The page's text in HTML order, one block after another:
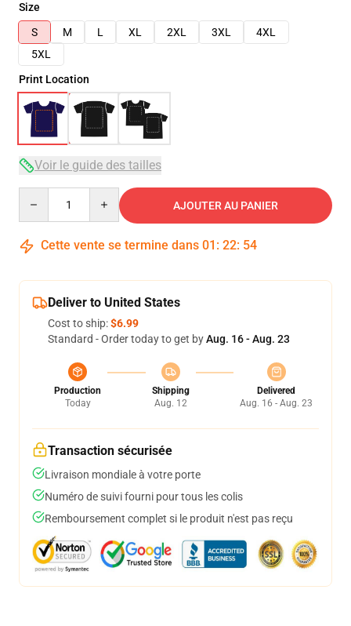
Size
S
M L XL 2XL 3XL
4XL
5XL
Print Location
Voir le guide des tailles
AJOUTER AU PANIER
Cette vente se termine dans 01 : 22: 53
Deliver to United States
Cost to ship:$6.99
Standard - Order today to get byAug. 16 - Aug. 23
Production
Today
Shipping
Aug. 12
Delivered
Aug. 16 - Aug. 23
Transaction sécurisée
Livraison mondiale à votre porte
Numéro de suivi fourni pour tous les colis
Remboursement complet si le produit n'est pas reçu